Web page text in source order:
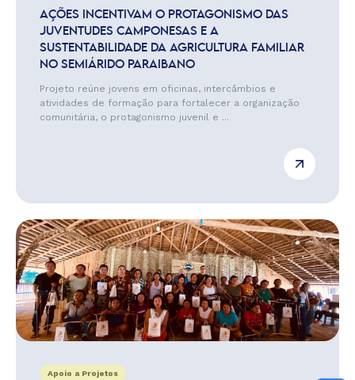
AÇÕES INCENTIVAM O PROTAGONISMO DAS
JUVENTUDES CAMPONESAS E A
SUSTENTABILIDADE DA AGRICULTURA FAMILIAR
NO SEMIÁRIDO PARAIBANO
Projeto reúne jovens em oficinas, intercâmbios e
atividades de formação para fortalecer a organização
comunitária, o protagonismo juvenil e ...
Apoio a Projetos